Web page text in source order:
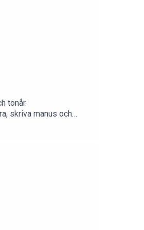
tonår.
skriva manus och
kan vara platsen där
Nu finns min nya